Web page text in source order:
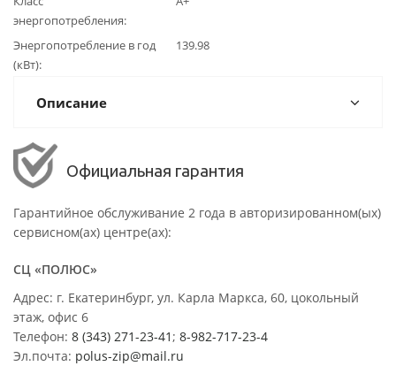
энергопотребления
Энергопотребление в год
(кВт)
139.98
Описание
Официальная гарантия
Гарантийное обслуживание 2 года в авторизированном(ых)
сервисном(ах) центре(ах):
СЦ «ПОЛЮС»
Адрес: г. Екатеринбург, ул. Карла Маркса, 60, цокольный
этаж, офис 6
Телефон: 8 (343) 271-23-41; 8-982-717-23-4
Эл.почта: polus-zip@mail.ru